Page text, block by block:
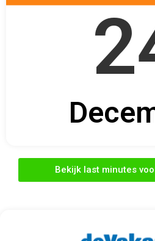
Bekijk last minutes